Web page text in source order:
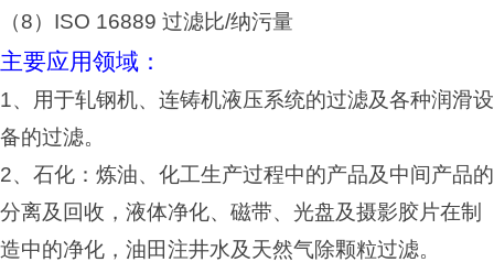
（8）ISO 16889 过滤比/纳污量
主要应用领域：
1、用于轧钢机、连铸机液压系统的过滤及各种润滑设
备的过滤。
2、石化：炼油、化工生产过程中的产品及中间产品的
分离及回收，液体净化、磁带、光盘及摄影胶片在制
造中的净化，油田注井水及天然气除颗粒过滤。